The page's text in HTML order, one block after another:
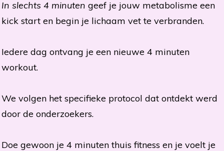
In slechts 4 minuten geef je jouw metabolisme een
kick start en begin je lichaam vet te verbranden.
Iedere dag ontvang je een nieuwe 4 minuten
workout.
We volgen het specifieke protocol dat ontdekt werd
door de onderzoekers.
Doe gewoon je 4 minuten thuis fitness en je voelt je